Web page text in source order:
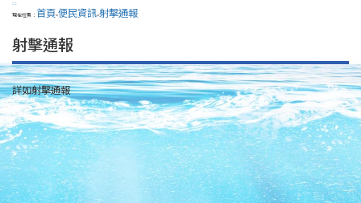
:::
現在位置： 首頁>便民資訊>射擊通報
射擊通報
詳如射擊通報